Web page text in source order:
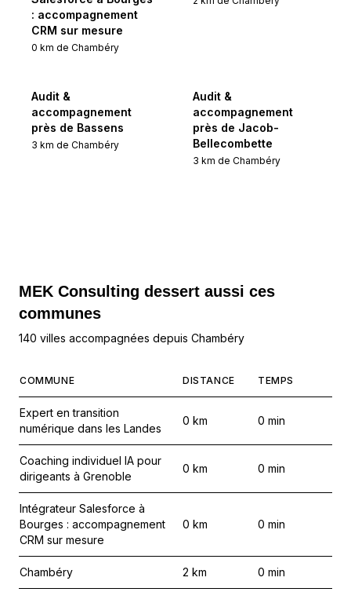
: accompagnement
CRM sur mesure
0 km de Chambéry
Audit &
accompagnement
près de Bassens
3 km de Chambéry
Audit &
accompagnement
près de Jacob-
Bellecombette
3 km de Chambéry
MEK Consulting dessert aussi ces
communes
140 villes accompagnées depuis Chambéry
COMMUNE DISTANCE TEMPS
Expert en transition
numérique dans les Landes
0 km 0 min
Coaching individuel IA pour
dirigeants à Grenoble
0 km 0 min
Intégrateur Salesforce à
Bourges : accompagnement
CRM sur mesure
0 km 0 min
Chambéry 2 km 0 min